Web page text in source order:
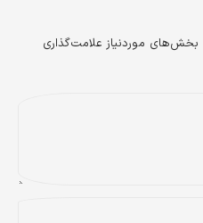
بخش‌های موردنیاز علامت‌گذاری